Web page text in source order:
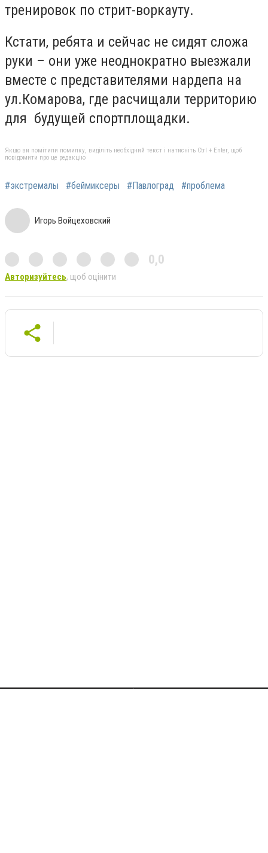
тренировок по стрит-воркауту.
Кстати, ребята и сейчас не сидят сложа
руки – они уже неоднократно выезжали
вместе с представителями нардепа на
ул.Комарова, где расчищали территорию
для будущей спортплощадки.
Якщо ви помітили помилку, виділіть необхідний текст і натисніть Ctrl + Enter, щоб
повідомити про це редакцію
#экстремалы #беймиксеры #Павлоград #проблема
Игорь Войцеховский
0,0
Авторизуйтесь, щоб оцінити